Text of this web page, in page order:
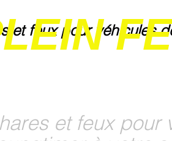
et feux pour véhicules
et feux pour